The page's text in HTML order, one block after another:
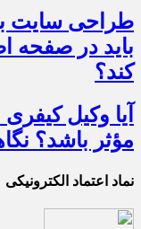
طراحی سایت
باید در صفحه
کند؟
آیا وکیل
مؤثر باشد؟
نماد اعتماد الکترونیکی